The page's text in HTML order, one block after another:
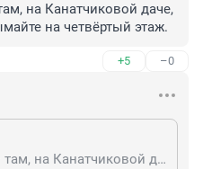
на Канатчиковой даче,
на четвёртый этаж.
+5 –0
Езжайте на Удельную — там, на Канатчиковой даче, направления дают. Подымайте на четвёртый этаж.